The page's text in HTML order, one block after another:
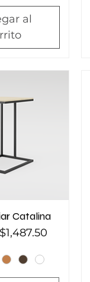
al
Catalina
Precio de oferta
$1,487.50